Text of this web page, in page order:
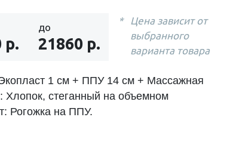
р.
до
21860 р.
Цена зависит от
выбранного
варианта товара
1 см + ППУ 14 см + Массажная
стеганный на объемном
Рогожка на ППУ.